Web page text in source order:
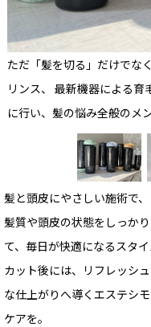
ただ「髪を切る」だけでな
リンス、 最新機器による
に行い、髪の悩み全般のメ
髪と頭皮にやさしい施術で
髪質や頭皮の状態をしっか
て、毎日が快適になるスタイ
カット後には、リフレッシ
な仕上がりへ導くエステシ
ケアを。